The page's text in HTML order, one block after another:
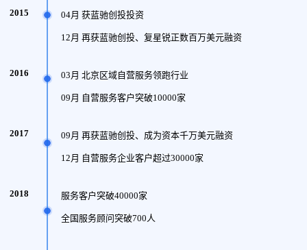
2015 04月 获蓝驰创投投资
12月 再获蓝驰创投、复星锐正数百万美元融资
2016 03月 北京区域自营服务领跑行业
09月 自营服务客户突破10000家
2017 09月 再获蓝驰创投、成为资本千万美元融资
12月 自营服务企业客户超过30000家
2018 服务客户突破40000家
全国服务顾问突破700人